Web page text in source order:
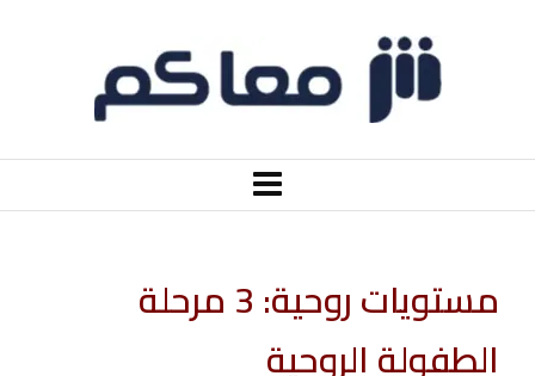
مستويات روحية: 3 مرحلة
الطفولة الروحية